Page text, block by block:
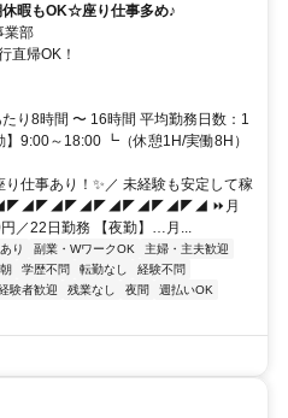
暇もOK☆座り仕事多め♪
業部
直帰OK！
り8時間 〜 16時間 平均勤務日数：1
9:00～18:00 ┗（休憩1H/実働8H）
仕事あり！✨／ 未経験も安定して稼
⏩月
／22日勤務 【夜勤】…月...
り 副業・WワークOK
主婦・主夫歓迎
学歴不問 転勤なし
経験不問
験者歓迎 残業なし 夜間
週払いOK